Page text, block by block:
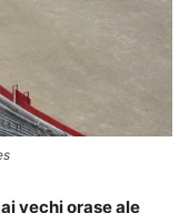
vechi orase ale